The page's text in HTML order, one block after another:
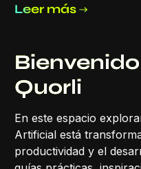
Leer más
Quorli
En este espacio
Artificial está
productividad y el